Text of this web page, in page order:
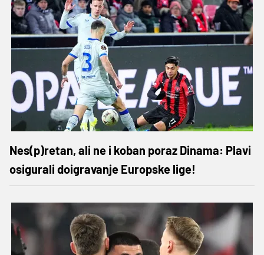
Nes(p)retan, ali ne i koban poraz Dinama: Plavi
osigurali doigravanje Europske lige!